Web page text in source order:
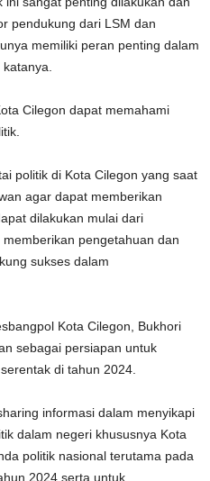
pendukung dari LSM dan
memiliki peran penting dalam
Cilegon dapat memahami
politik di Kota Cilegon yang saat
agar dapat memberikan
dilakukan mulai dari
pengetahuan dan
sukses dalam
Kota Cilegon, Bukhori
sebagai persiapan untuk
di tahun 2024.
informasi dalam menyikapi
dalam negeri khususnya Kota
politik nasional terutama pada
2024 serta untuk